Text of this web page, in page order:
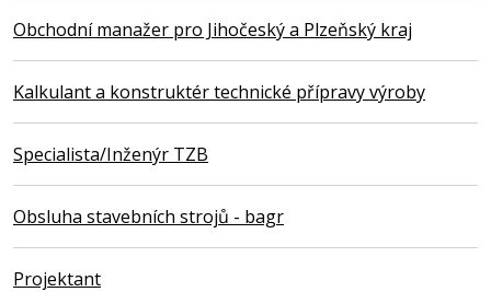
Obchodní manažer pro Jihočeský a Plzeňský kraj
Kalkulant a konstruktér technické přípravy výroby
Specialista/Inženýr TZB
Obsluha stavebních strojů - bagr
Projektant